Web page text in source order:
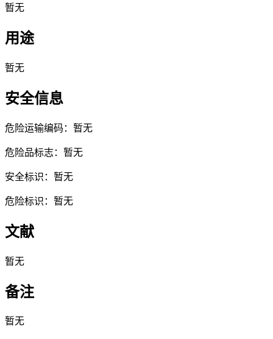
暂无
用途
暂无
安全信息
危险运输编码：暂无
危险品标志：暂无
安全标识：暂无
危险标识：暂无
文献
暂无
备注
暂无